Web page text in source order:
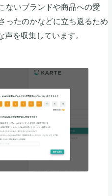
ないブランドや商品への愛
ったのかなどに立ち返るため
を収集しています。